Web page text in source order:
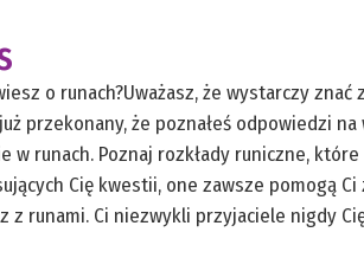
o runach?Uważasz, że wystarczy
przekonany, że poznałeś odpowiedzi
w runach. Poznaj rozkłady runiczne,
Cię kwestii, one zawsze pomogą
z runami. Ci niezwykli przyjaciele nigdy